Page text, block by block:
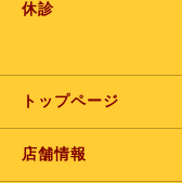
休診
トップページ
店舗情報